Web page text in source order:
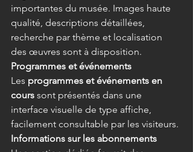
importantes du musée. Images haute
qualité, descriptions détaillées,
recherche par thème et localisation
des œuvres sont à disposition.
Programmes et événements
Les programmes et événements en
cours sont présentés dans une
interface visuelle de type affiche,
facilement consultable par les visiteurs.
Informations sur les abonnements